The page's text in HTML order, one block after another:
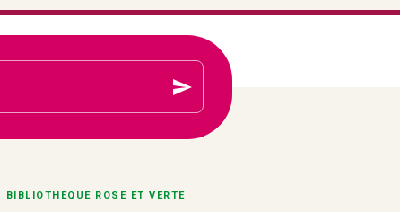
send
BIBLIOTHÈQUE ROSE ET VERTE